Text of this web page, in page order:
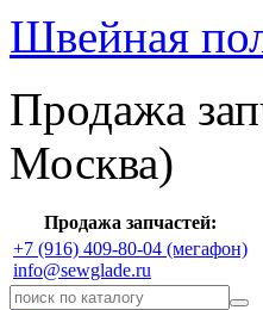
Швейная
Продажа
Москва)
Продажа запчастей:
+7 (916) 409-80-04 (мегафон)
info@sewglade.ru